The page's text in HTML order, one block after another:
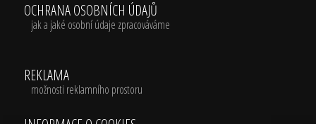
OCHRANA OSOBNÍCH ÚDAJŮ
jak a jaké osobní údaje zpracováváme
REKLAMA
možnosti reklamního prostoru